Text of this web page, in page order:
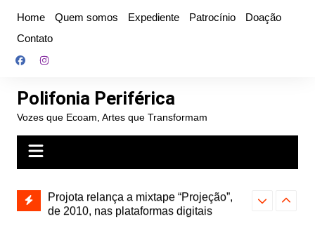
conteúdo
Home Quem somos Expediente Patrocínio
Doação
Contato
Polifonia Periférica
Vozes que Ecoam, Artes que Transformam
e abre
autoral,
Projota relança a mixtape “Projeção”,
de 2010, nas plataformas digitais
Farofa